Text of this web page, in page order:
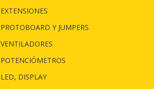
EXTENSIONES
PROTOBOARD Y JUMPERS
VENTILADORES
POTENCIÓMETROS
LED, DISPLAY